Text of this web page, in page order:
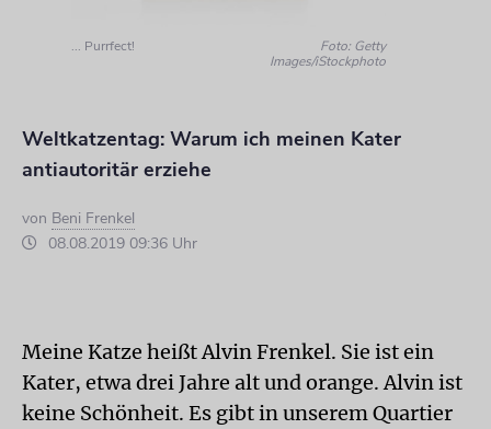
... Purrfect!
Foto: Getty
Images/iStockphoto
Weltkatzentag: Warum ich meinen Kater
antiautoritär erziehe
von Beni Frenkel
08.08.2019 09:36 Uhr
Meine Katze heißt Alvin Frenkel. Sie ist ein
Kater, etwa drei Jahre alt und orange. Alvin ist
keine Schönheit. Es gibt in unserem Quartier